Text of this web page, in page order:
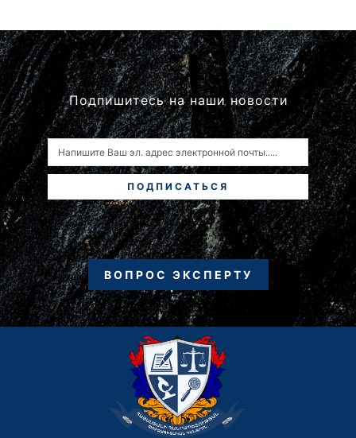
Подпишитесь на наши новости
ПОДПИСАТЬСЯ
ВОПРОС ЭКСПЕРТУ